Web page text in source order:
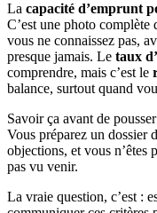
La capacité d’emprunt
C’est une photo complète
vous ne connaissez pas,
presque jamais. Le taux
comprendre, mais c’est le
balance, surtout quand
Savoir ça avant de
Vous préparez un dossier
objections, et vous n’êtes
pas vu venir.
La vraie question, c’est :